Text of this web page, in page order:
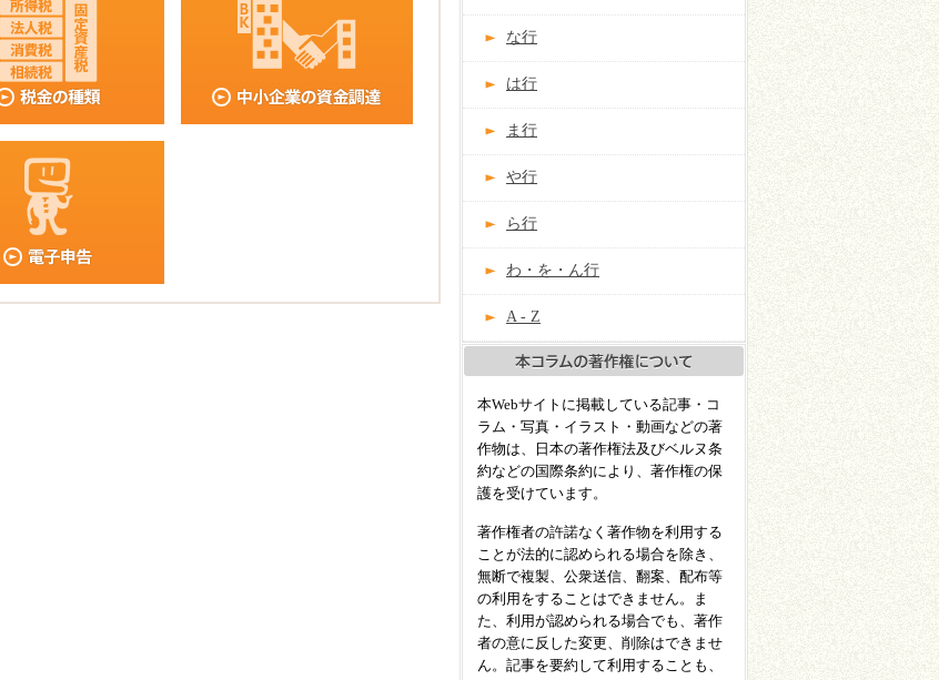
な行
は行
ま行
や行
ら行
わ・を・ん行
A - Z
本Webサイトに掲載している記事・コ
ラム・写真・イラスト・動画などの著
作物は、日本の著作権法及びベルヌ条
約などの国際条約により、著作権の保
護を受けています。
著作権者の許諾なく著作物を利用する
ことが法的に認められる場合を除き、
無断で複製、公衆送信、翻案、配布等
の利用をすることはできません。ま
た、利用が認められる場合でも、著作
者の意に反した変更、削除はできませ
ん。記事を要約して利用することも、